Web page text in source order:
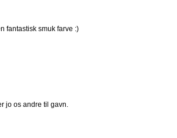
fantastisk smuk farve :)
jo os andre til gavn.